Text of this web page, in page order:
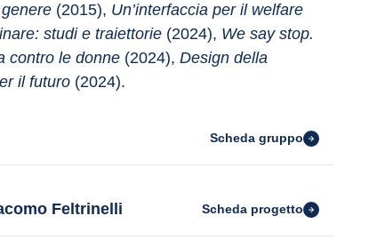
(2015), Un’interfaccia per il welfare
studi e traiettorie (2024), We say stop.
contro le donne (2024), Design della
il futuro (2024).
Scheda gruppo
Feltrinelli Scheda progetto